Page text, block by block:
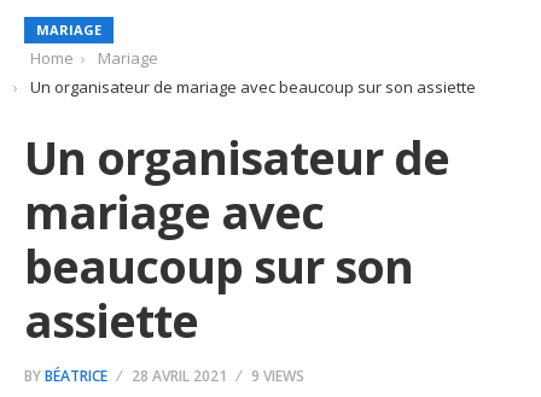
MARIAGE
Home
Mariage
Un organisateur de mariage avec beaucoup sur son assiette
Un organisateur de
mariage avec
beaucoup sur son
assiette
BYBÉATRICE 28 AVRIL 2021 9 VIEWS